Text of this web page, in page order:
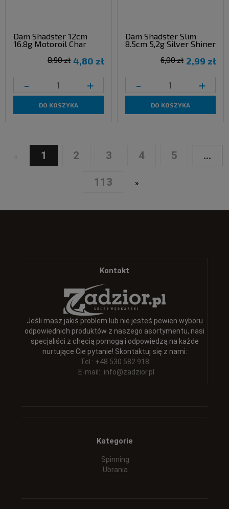
Dam Shadster 12cm
16.8g Motoroil Char
4,80 zł
8,90 zł
- +
DO KOSZYKA
Dam Shadster Slim
8.5cm 5,2g Silver Shiner
2,99 zł
6,00 zł
- +
DO KOSZYKA
1 2 3 4 5 ...
113 »
Kontakt
Jeśli masz jakiś problem lub nie jesteś pewien wyboru
odpowiednich produktów z naszego asortymentu, nasi
specjaliści z chęcią pomogą i odpowiedzą na każde
nurtujące Cie pytanie! Skontaktuj się z nami:
Tel.: +48 530 582 918
E-mail: info@zadzior.pl
Kategorie
Spinning
Ubrania